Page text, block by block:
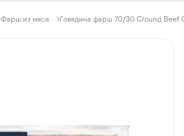
Фарш из мяса Говядина фарш 70/30 Cround Beef